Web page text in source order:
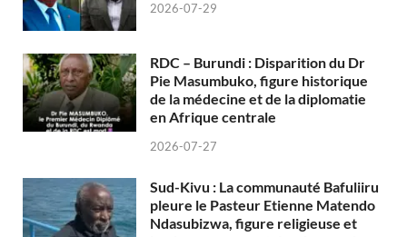
2026-07-29
RDC – Burundi : Disparition du Dr
Pie Masumbuko, figure historique
de la médecine et de la diplomatie
en Afrique centrale
2026-07-27
Sud-Kivu : La communauté Bafuliiru
pleure le Pasteur Etienne Matendo
Ndasubizwa, figure religieuse et